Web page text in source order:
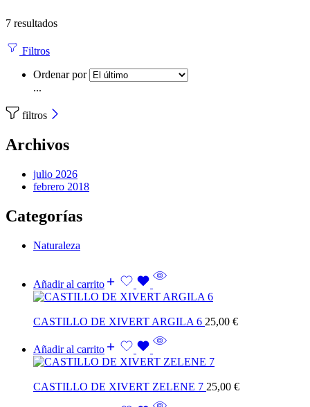
7 resultados
Filtros
Ordenar por
...
filtros
Archivos
julio 2026
febrero 2018
Categorías
Naturaleza
Añadir al carrito
CASTILLO DE XIVERT ARGILA 6 25,00 €
Añadir al carrito
CASTILLO DE XIVERT ZELENE 7 25,00 €